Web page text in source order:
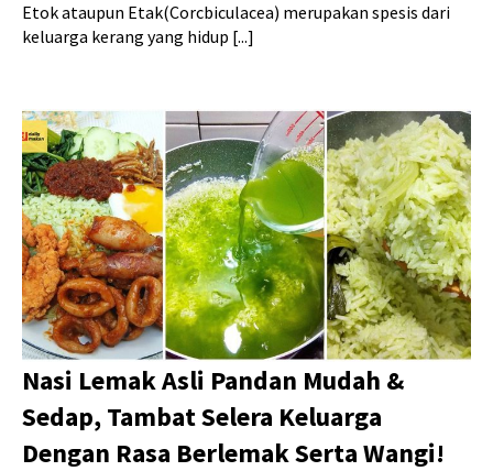
Etok ataupun Etak(Corcbiculacea) merupakan spesis dari
keluarga kerang yang hidup [...]
Nasi Lemak Asli Pandan Mudah &
Sedap, Tambat Selera Keluarga
Dengan Rasa Berlemak Serta Wangi!